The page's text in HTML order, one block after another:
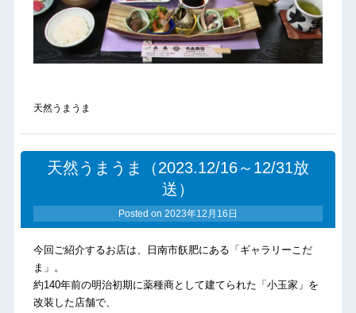
天然うまうま
天然うまうま（2023.12/16～12/31放
送）
Posted on 2023年12月16日
今回ご紹介するお店は、日南市飫肥にある「ギャラリーこだ
ま」。
約140年前の明治初期に薬種商として建てられた「小玉家」を
改装した店舗で、